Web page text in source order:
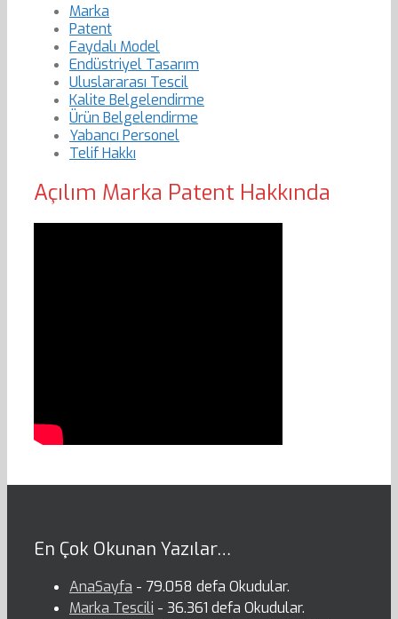
Marka
Patent
Faydalı Model
Endüstriyel Tasarım
Uluslararası Tescil
Kalite Belgelendirme
Ürün Belgelendirme
Yabancı Personel
Telif Hakkı
Açılım Marka Patent Hakkında
En Çok Okunan Yazılar…
AnaSayfa - 79.058 defa Okudular.
Marka Tescili - 36.361 defa Okudular.